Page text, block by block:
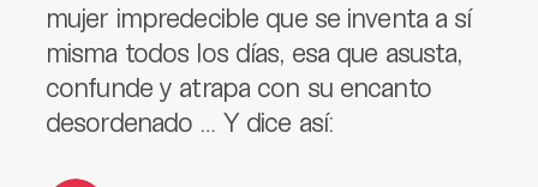
mujer impredecible que se inventa a sí
misma todos los días, esa que asusta,
confunde y atrapa con su encanto
desordenado … Y dice así: